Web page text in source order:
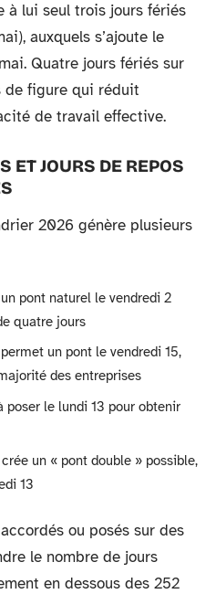
à lui seul trois jours fériés
auxquels s’ajoute le
Quatre jours fériés sur
de figure qui réduit
de travail effective.
ET JOURS DE REPOS
2026 génère plusieurs
pont naturel le vendredi 2
quatre jours
un pont le vendredi 15,
des entreprises
le lundi 13 pour obtenir
un « pont double » possible,
13
ou posés sur des
le nombre de jours
en dessous des 252